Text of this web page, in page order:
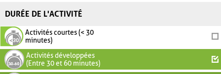
DURÉE DE L'ACTIVITÉ
Activités courtes (< 30
minutes)
Activités développées
(Entre 30 et 60 minutes)